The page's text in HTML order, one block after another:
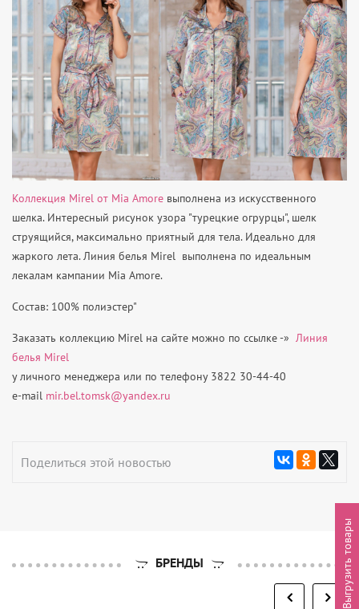
Коллекция Mirel от Mia Amore выполнена из искусственного
шелка. Интересный рисунок узора "турецкие огрурцы", шелк
струящийся, максимально приятный для тела. Идеально для
жаркого лета. Линия белья Mirel выполнена по идеальным
лекалам кампании Mia Amore.
Состав: 100% полиэстер"
Заказать коллекцию Mirel на сайте можно по ссылке -» Линия
белья Mirel
у личного менеджера или по телефону 3822 30-44-40
e-mail mir.bel.tomsk@yandex.ru
Поделиться этой новостью
БРЕНДЫ Выгрузить товары